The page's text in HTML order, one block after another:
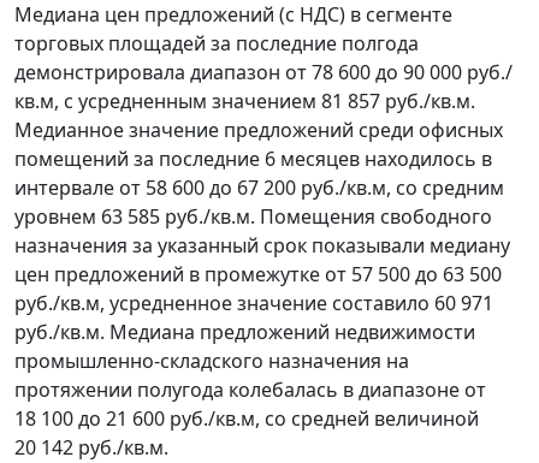
Медиана цен предложений (с НДС) в сегменте
торговых площадей за последние полгода
демонстрировала диапазон от 78 600 до 90 000 руб./
кв.м, с усредненным значением 81 857 руб./кв.м.
Медианное значение предложений среди офисных
помещений за последние 6 месяцев находилось в
интервале от 58 600 до 67 200 руб./кв.м, со средним
уровнем 63 585 руб./кв.м. Помещения свободного
назначения за указанный срок показывали медиану
цен предложений в промежутке от 57 500 до 63 500
руб./кв.м, усредненное значение составило 60 971
руб./кв.м. Медиана предложений недвижимости
промышленно-складского назначения на
протяжении полугода колебалась в диапазоне от
18 100 до 21 600 руб./кв.м, со средней величиной
20 142 руб./кв.м.